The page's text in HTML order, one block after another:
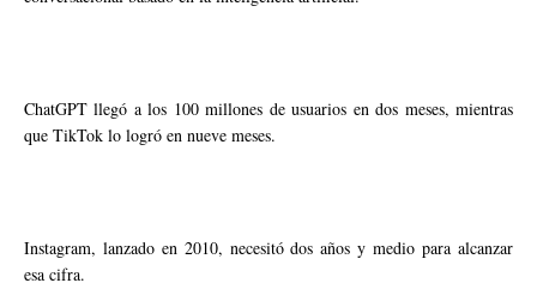
ChatGPT llegó a los 100 millones de usuarios en dos meses, mientras
que TikTok lo logró en nueve meses.
Instagram, lanzado en 2010, necesitó dos años y medio para alcanzar
esa cifra.